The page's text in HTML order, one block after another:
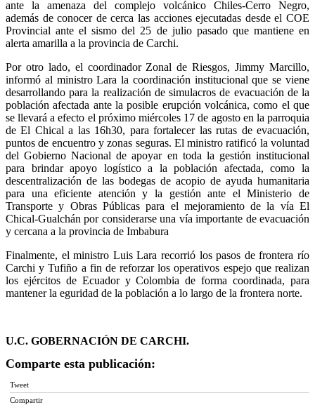
ante la amenaza del complejo volcánico Chiles-Cerro Negro,
además de conocer de cerca las acciones ejecutadas desde el COE
Provincial ante el sismo del 25 de julio pasado que mantiene en
alerta amarilla a la provincia de Carchi.
Por otro lado, el coordinador Zonal de Riesgos, Jimmy Marcillo,
informó al ministro Lara la coordinación institucional que se viene
desarrollando para la realización de simulacros de evacuación de la
población afectada ante la posible erupción volcánica, como el que
se llevará a efecto el próximo miércoles 17 de agosto en la parroquia
de El Chical a las 16h30, para fortalecer las rutas de evacuación,
puntos de encuentro y zonas seguras. El ministro ratificó la voluntad
del Gobierno Nacional de apoyar en toda la gestión institucional
para brindar apoyo logístico a la población afectada, como la
descentralización de las bodegas de acopio de ayuda humanitaria
para una eficiente atención y la gestión ante el Ministerio de
Transporte y Obras Públicas para el mejoramiento de la vía El
Chical-Gualchán por considerarse una vía importante de evacuación
y cercana a la provincia de Imbabura
Finalmente, el ministro Luis Lara recorrió los pasos de frontera río
Carchi y Tufiño a fin de reforzar los operativos espejo que realizan
los ejércitos de Ecuador y Colombia de forma coordinada, para
mantener la eguridad de la población a lo largo de la frontera norte.
U.C. GOBERNACIÓN DE CARCHI.
Comparte esta publicación:
Tweet
Compartir